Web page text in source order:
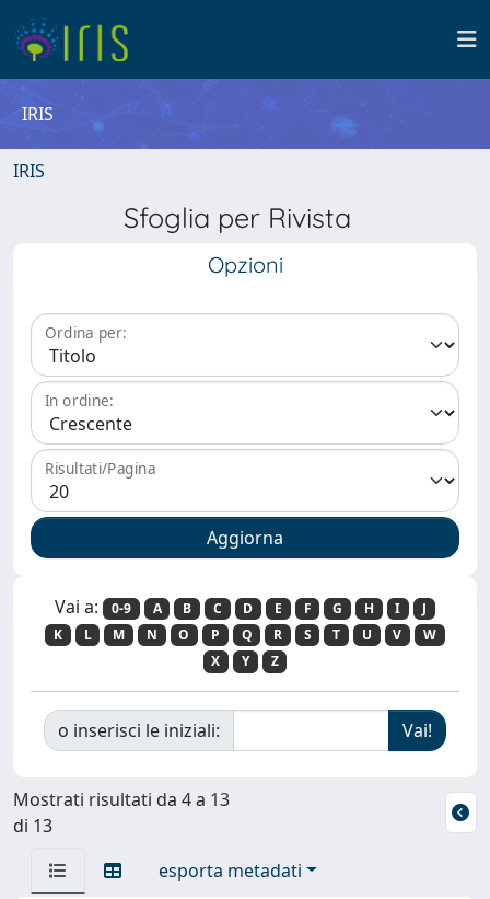
IRIS
IRIS
Sfoglia per Rivista
Opzioni
Ordina per:
In ordine:
Risultati/Pagina
Vai a: 0-9 A B C D E F G H I
J
K
L M N O P Q R S T U V
W
X
Y Z
o inserisci le iniziali:
Mostrati risultati da 4 a 13
di 13
esporta metadati